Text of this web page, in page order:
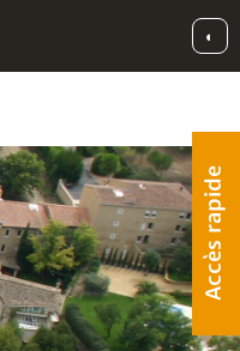
◐
Accès rapide